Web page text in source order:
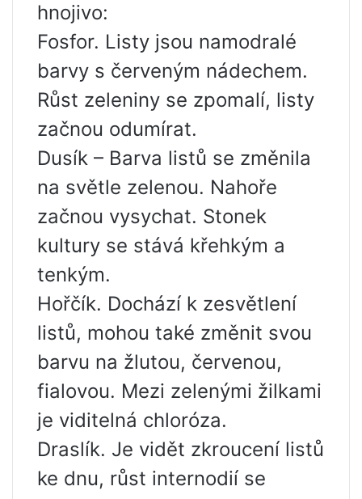
hnojivo:
Fosfor. Listy jsou namodralé
barvy s červeným nádechem.
Růst zeleniny se zpomalí, listy
začnou odumírat.
Dusík – Barva listů se změnila
na světle zelenou. Nahoře
začnou vysychat. Stonek
kultury se stává křehkým a
tenkým.
Hořčík. Dochází k zesvětlení
listů, mohou také změnit svou
barvu na žlutou, červenou,
fialovou. Mezi zelenými žilkami
je viditelná chloróza.
Draslík. Je vidět zkroucení listů
ke dnu, růst internodií se